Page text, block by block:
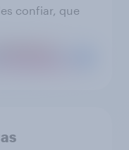
confiar, que